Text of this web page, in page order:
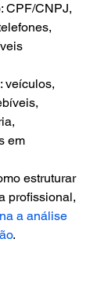
CPF/CNPJ,
veículos,
em
estruturar
profissional,
a análise
.